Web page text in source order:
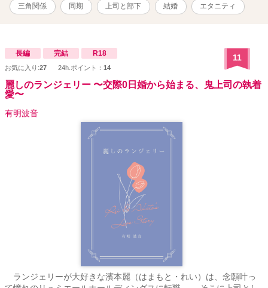
三角関係 同期 上司と部下 結婚 エタニティ
長編 完結 R18
お気に入り:27 24h.ポイント： 14
11
麗しのランジェリー 〜交際0日婚から始まる、鬼上司の執着
愛〜
有明波音
ランジェリーが大好きな濱本麗（はまもと・れい）は、念願叶っ